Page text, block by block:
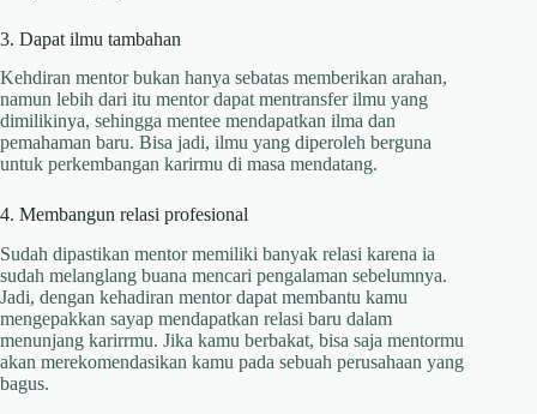
3. Dapat ilmu tambahan
Kehdiran mentor bukan hanya sebatas memberikan arahan,
namun lebih dari itu mentor dapat mentransfer ilmu yang
dimilikinya, sehingga mentee mendapatkan ilma dan
pemahaman baru. Bisa jadi, ilmu yang diperoleh berguna
untuk perkembangan karirmu di masa mendatang.
4. Membangun relasi profesional
Sudah dipastikan mentor memiliki banyak relasi karena ia
sudah melanglang buana mencari pengalaman sebelumnya.
Jadi, dengan kehadiran mentor dapat membantu kamu
mengepakkan sayap mendapatkan relasi baru dalam
menunjang karirrmu. Jika kamu berbakat, bisa saja mentormu
akan merekomendasikan kamu pada sebuah perusahaan yang
bagus.